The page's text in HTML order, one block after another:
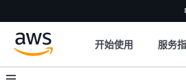
开始使用 服务